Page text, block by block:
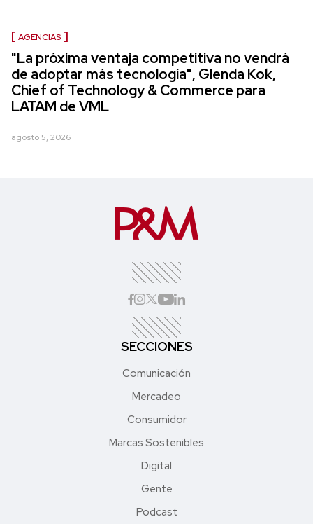
AGENCIAS
"La próxima ventaja competitiva no vendrá
de adoptar más tecnología", Glenda Kok,
Chief of Technology & Commerce para
LATAM de VML
agosto 5, 2026
SECCIONES
Comunicación
Mercadeo
Consumidor
Marcas Sostenibles
Digital
Gente
Podcast